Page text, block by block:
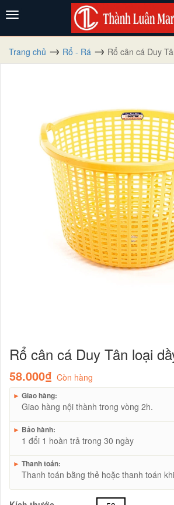
Trang chủ Rổ - Rá Rổ cân cá Duy
Rổ cân cá Duy Tân loại
58.000₫ Còn hàng
► Giao hàng:
Giao hàng nội thành trong vòng 2h.
► Bảo hành:
1 đổi 1 hoàn trả trong 30 ngày
► Thanh toán:
Thanh toán bằng thẻ hoặc thanh toán